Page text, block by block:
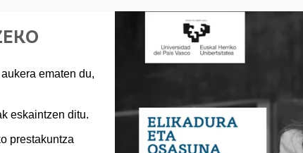
ematen du,
eskaintzen ditu.
prestakuntza